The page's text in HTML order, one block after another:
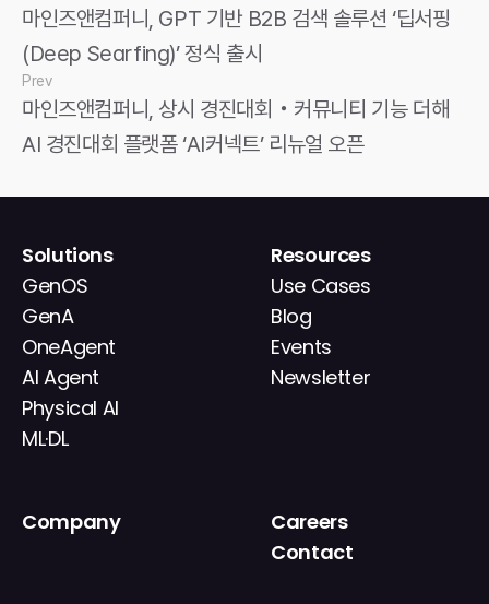
마인즈앤컴퍼니, GPT 기반 B2B 검색 솔루션 ‘딥서핑
(Deep Searfing)’ 정식 출시
Prev
마인즈앤컴퍼니, 상시 경진대회‧커뮤니티 기능 더해
AI 경진대회 플랫폼 ‘AI커넥트’ 리뉴얼 오픈
Solutions
GenOS
GenA
OneAgent
AI Agent
Physical AI
ML·DL
Resources
Use Cases
Blog
Events
Newsletter
Company
Careers
Contact